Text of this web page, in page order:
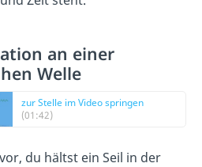
an einer
Welle
zur Stelle im Video springen
(01:42)
du hältst ein Seil in der